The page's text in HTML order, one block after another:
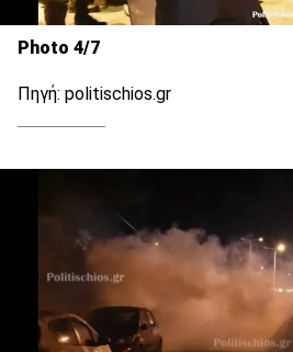
Photo 4/7
Πηγή: politischios.gr